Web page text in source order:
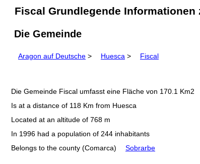
Fiscal Grundlegende Informationen
Die Gemeinde
Aragon auf Deutsche > Huesca > Fiscal
Die Gemeinde Fiscal umfasst eine Fläche von 170.1 Km2
Is at a distance of 118 Km from Huesca
Located at an altitude of 768 m
In 1996 had a population of 244 inhabitants
Belongs to the county (Comarca)
Sobrarbe